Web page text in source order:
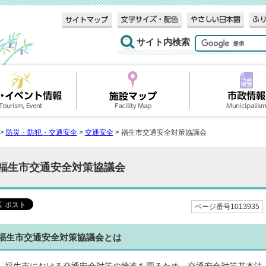
サイト内検索
防災・防犯・交通安全> 交通安全> 福生市交通安全対策協議会
生市交通安全対策協議会
ページ番号1013935
生市交通安全対策協議会とは